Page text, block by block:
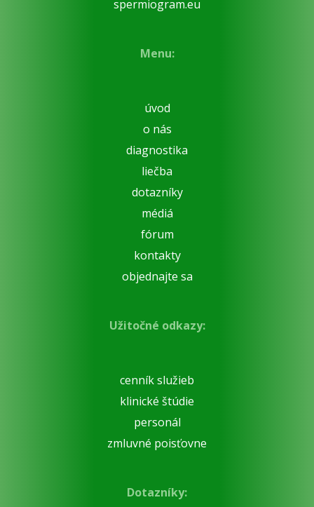
spermiogram.eu
Menu:
úvod
o nás
diagnostika
liečba
dotazníky
médiá
fórum
kontakty
objednajte sa
Užitočné odkazy:
cenník služieb
klinické štúdie
personál
zmluvné poisťovne
Dotazníky: